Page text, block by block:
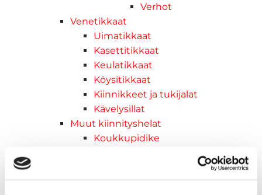
Verhot
Venetikkaat
Uimatikkaat
Kasettitikkaat
Keulatikkaat
Köysitikkaat
Kiinnikkeet ja tukijalat
Kävelysillat
Muut kiinnityshelat
Koukkupidike
Tuulilasin kiinnike